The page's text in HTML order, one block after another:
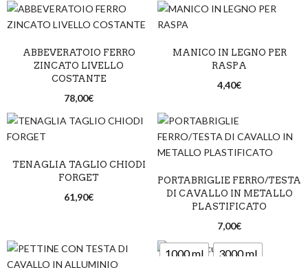
ABBEVERATOIO FERRO
ZINCATO LIVELLO
COSTANTE
78,00€
MANICO IN LEGNO PER
RASPA
4,40€
TENAGLIA TAGLIO CHIODI
FORGET
61,90€
PORTABRIGLIE FERRO/TESTA
DI CAVALLO IN METALLO
PLASTIFICATO
7,00€
1000 ml
3000 ml